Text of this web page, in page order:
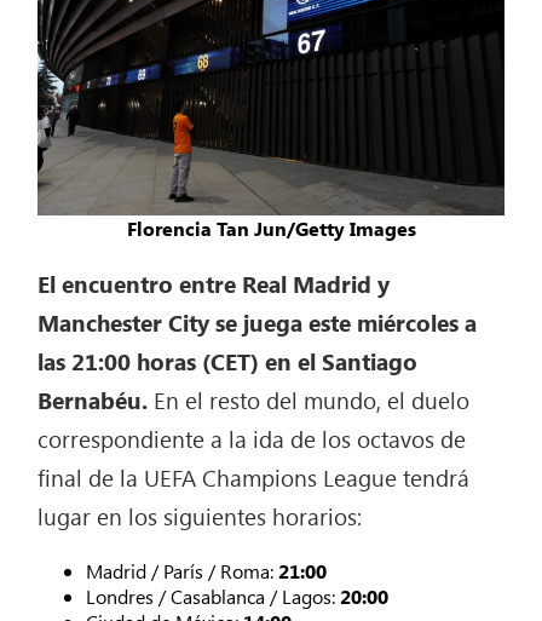
Florencia Tan Jun/Getty Images
El encuentro entre Real Madrid y
Manchester City se juega este miércoles a
las 21:00 horas (CET) en el Santiago
Bernabéu. En el resto del mundo, el duelo
correspondiente a la ida de los octavos de
final de la UEFA Champions League tendrá
lugar en los siguientes horarios:
Madrid / París / Roma:21:00
Londres / Casablanca / Lagos:20:00